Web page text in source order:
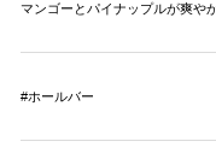
マンゴーとパイナップルが爽や
#ホールバー